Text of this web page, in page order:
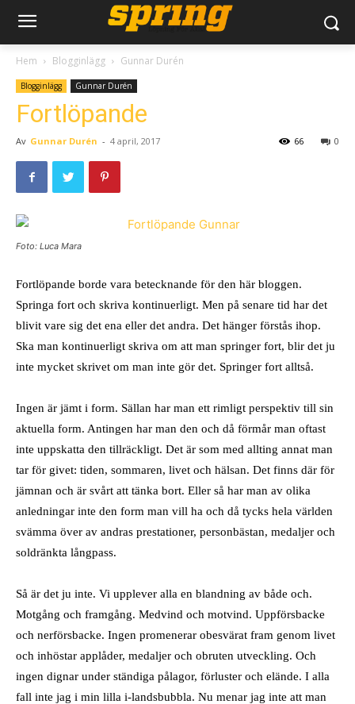
Hem Blogginlägg Gunnar Durén
Blogginlägg Gunnar Durén
Fortlöpande
Av Gunnar Durén - 4 april, 2017 0
66
Foto: Luca Mara
Fortlöpande borde vara betecknande för den här bloggen.
Springa fort och skriva kontinuerligt. Men på senare tid har det
blivit vare sig det ena eller det andra. Det hänger förstås ihop.
Ska man kontinuerligt skriva om att man springer fort, blir det ju
inte mycket skrivet om man inte gör det. Springer fort alltså.
Ingen är jämt i form. Sällan har man ett rimligt perspektiv till sin
aktuella form. Antingen har man den och då förmår man oftast
inte uppskatta den tillräckligt. Det är som med allting annat man
tar för givet: tiden, sommaren, livet och hälsan. Det finns där för
jämnan och är svårt att tänka bort. Eller så har man av olika
anledningar inte den form man vill ha och då tycks hela världen
svämma över av andras prestationer, personbästan, medaljer och
soldränkta långpass.
Så är det ju inte. Vi upplever alla en blandning av både och.
Motgång och framgång. Medvind och motvind. Uppförsbacke
och nerförsbacke. Ingen promenerar obesvärat fram genom livet
och inhöstar applåder, medaljer och obruten utveckling. Och
ingen dignar under ständiga pålagor, förluster och elände. I alla
fall inte jag i min lilla i-landsbubbla. Nu menar jag inte att man